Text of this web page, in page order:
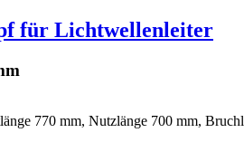
für Lichtwellenleiter
770 mm, Nutzlänge 700 mm,